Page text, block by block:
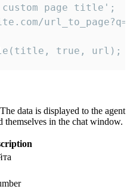
page title';
true, url);
data is displayed to the agent
in the chat window.